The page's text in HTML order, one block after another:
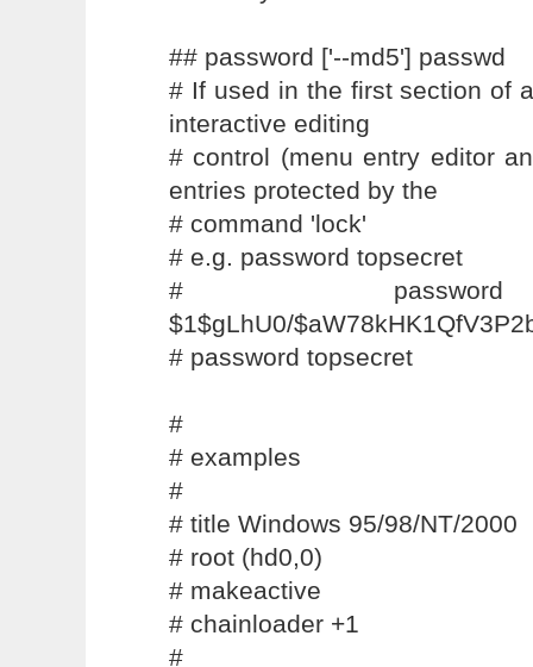
## password ['--md5'] passwd
# If used in the first section of
interactive editing
# control (menu entry editor
entries protected by the
# command 'lock'
# e.g. password topsecret
#
$1$gLhU0/
# password topsecret
#
# examples
#
# title Windows 95/98/NT/2000
# root (hd0,0)
# makeactive
# chainloader +1
#